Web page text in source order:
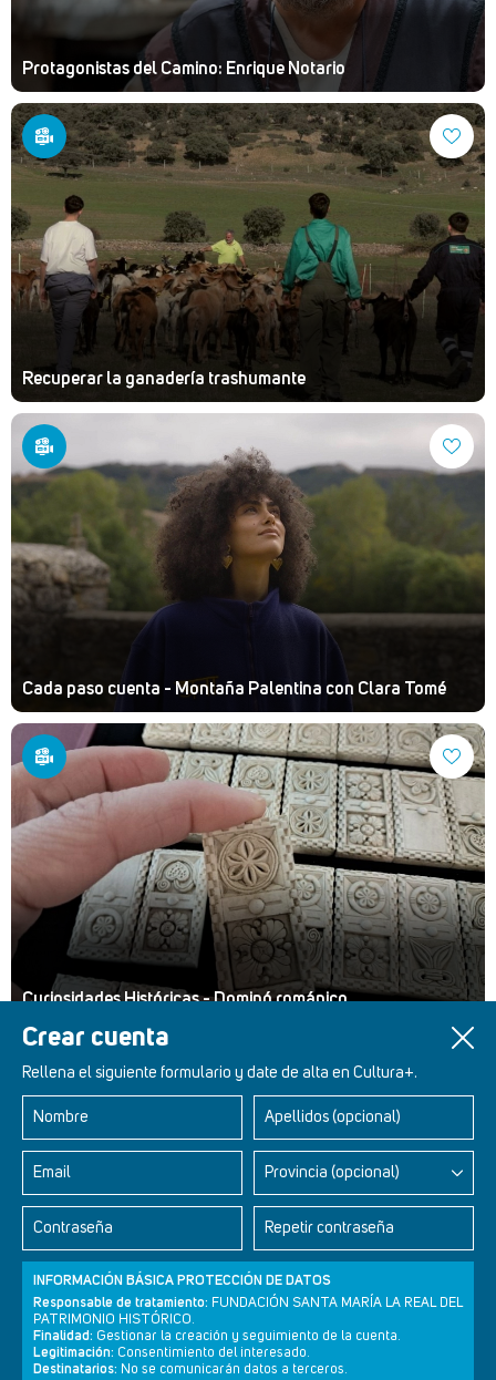
Crear cuenta
Rellena el siguiente formulario y date de alta en Cultura+.
Nombre Apellidos (opcional)
Email Provincia (opcional)
Contraseña Repetir contraseña
INFORMACIÓN BÁSICA PROTECCIÓN DE DATOS
Responsable de tratamiento: FUNDACIÓN SANTA MARÍA LA REAL DEL
PATRIMONIO HISTÓRICO.
Finalidad: Gestionar la creación y seguimiento de la cuenta.
Legitimación: Consentimiento del interesado.
Destinatarios: No se comunicarán datos a terceros.
Protagonistas del Camino: Enrique Notario
Recuperar la ganadería trashumante
Cada paso cuenta - Montaña Palentina con Clara Tomé
Curiosidades Históricas - Dominó románico
Retablos Renacentistas Este de León